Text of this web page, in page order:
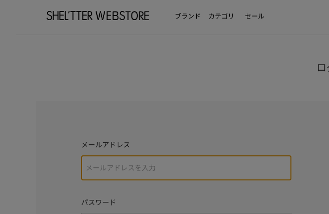
ブランド カテゴリ セール
メールアドレス
パスワード